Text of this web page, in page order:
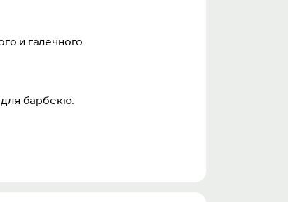
и галечного.
для барбекю.